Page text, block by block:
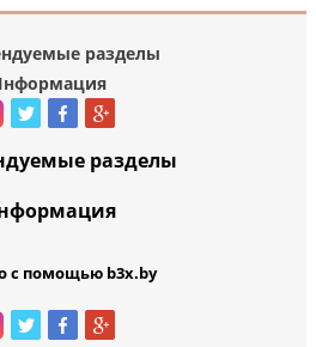
разделы
разделы
с помощью b3x.by